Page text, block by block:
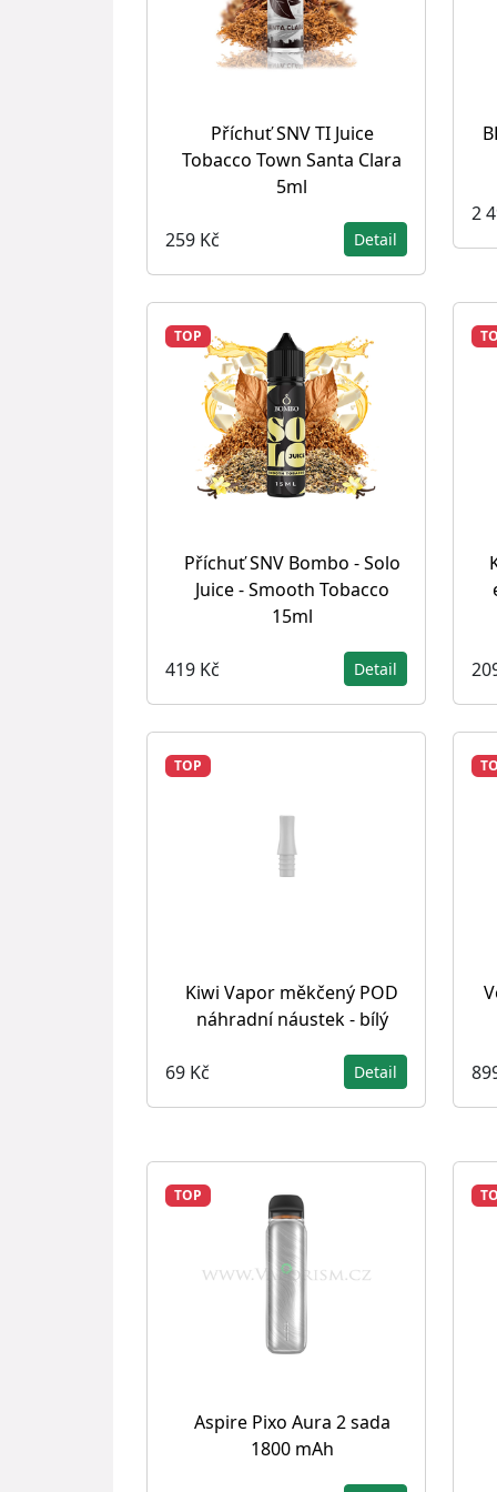
Příchuť SNV TI Juice
Tobacco Town Santa Clara
5ml
259 Kč Detail
2
TOP
Příchuť SNV Bombo - Solo
Juice - Smooth Tobacco
15ml
419 Kč Detail
TOP
Kiwi Vapor měkčený POD
náhradní náustek - bílý
69 Kč Detail
TOP
Aspire Pixo Aura 2 sada
1800 mAh